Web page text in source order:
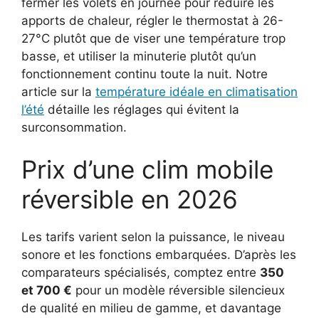
apports de chaleur, régler le thermostat à 26-
27°C plutôt que de viser une température trop
basse, et utiliser la minuterie plutôt qu’un
fonctionnement continu toute la nuit. Notre
article sur la température idéale en climatisation
l’été détaille les réglages qui évitent la
surconsommation.
Prix d’une clim mobile
réversible en 2026
Les tarifs varient selon la puissance, le niveau
sonore et les fonctions embarquées. D’après les
comparateurs spécialisés, comptez entre 350
et 700 € pour un modèle réversible silencieux
de qualité en milieu de gamme, et davantage